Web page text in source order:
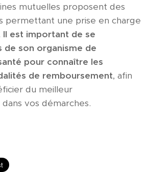
mutuelles proposent des
permettant une prise en charge
Il est important de se
de son organisme de
pour connaître les
de remboursement, afin
du meilleur
vos démarches.